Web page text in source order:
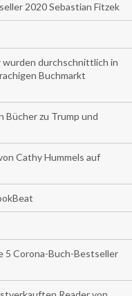
2020 Sebastian Fitzek
wurden durchschnittlich in
Buchmarkt
Bücher zu Trump und
Cathy Hummels auf
5 Corona-Buch-Bestseller